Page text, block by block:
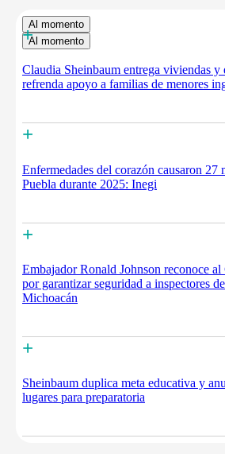
Al momento
Al momento
+
Claudia Sheinbaum entrega viviendas y
refrenda apoyo a familias de menores
+
Enfermedades del corazón causaron 27
Puebla durante 2025: Inegi
+
Embajador Ronald Johnson reconoce
por garantizar seguridad a inspectores
Michoacán
+
Sheinbaum duplica meta educativa y
lugares para preparatoria